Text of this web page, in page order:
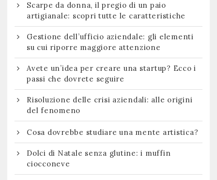
Scarpe da donna, il pregio di un paio
artigianale: scopri tutte le caratteristiche
Gestione dell’ufficio aziendale: gli elementi
su cui riporre maggiore attenzione
Avete un’idea per creare una startup? Ecco i
passi che dovrete seguire
Risoluzione delle crisi aziendali: alle origini
del fenomeno
Cosa dovrebbe studiare una mente artistica?
Dolci di Natale senza glutine: i muffin
ciocconeve